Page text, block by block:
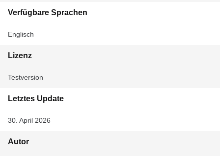
Verfügbare Sprachen
Englisch
Lizenz
Testversion
Letztes Update
30. April 2026
Autor